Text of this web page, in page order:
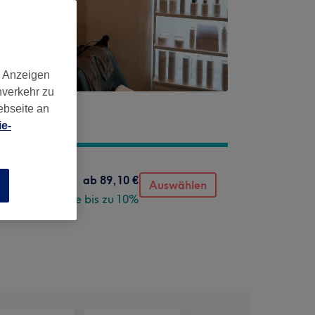
ab 89,10 €
Spare bis zu 10%
Auswählen
zu
an